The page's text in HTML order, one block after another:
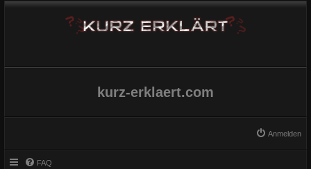
kurz-erklaert.com
Anmelden
FAQ